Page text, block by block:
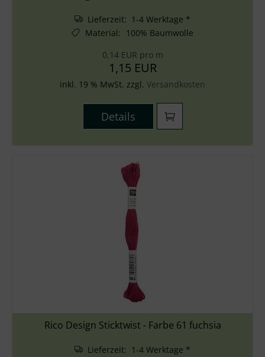
Lieferzeit: 1-4 Werktage *
Material: 100% Baumwolle
0,14 EUR pro m
1,15 EUR
inkl. 19 % MwSt. zzgl. Versandkosten
Details
Rico Design Sticktwist - Farbe 61 fuchsia
Lieferzeit: 1-4 Werktage *